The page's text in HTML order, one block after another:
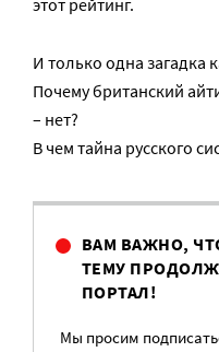
И только одна загадка
Почему британский
– нет?
В чем тайна русского
ВАМ ВАЖНО,
ТЕМУ
ПОРТАЛ!
Мы просим